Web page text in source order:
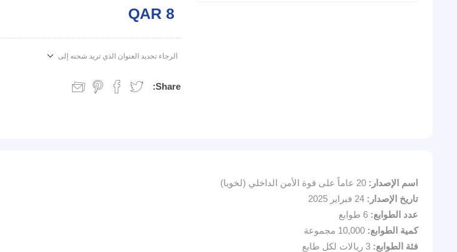
QAR 8
الرجاء تحديد العنوان الذي تريد شحنه إلى
Share:
اسم الإصدار:
تاريخ الإصدار:
عدد الطوابع:
كمية الطوابع:
فئة الطوابع: